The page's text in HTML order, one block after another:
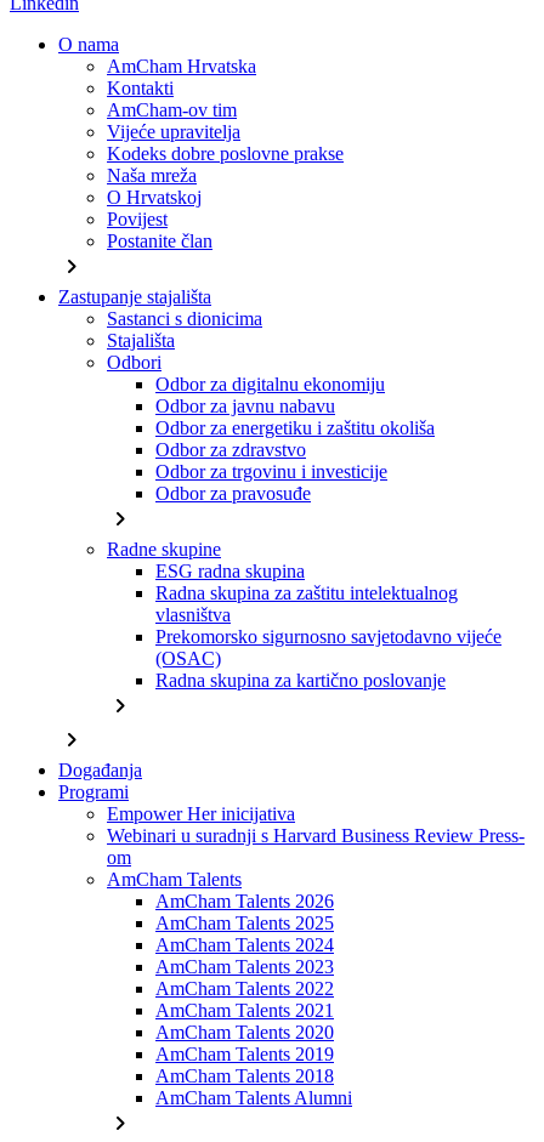
O nama
AmCham Hrvatska
Kontakti
AmCham-ov tim
Vijeće upravitelja
Kodeks dobre poslovne prakse
Naša mreža
O Hrvatskoj
Povijest
Postanite član
chevron_right
Zastupanje stajališta
Sastanci s dionicima
Stajališta
Odbori
Odbor za digitalnu ekonomiju
Odbor za javnu nabavu
Odbor za energetiku i zaštitu okoliša
Odbor za zdravstvo
Odbor za trgovinu i investicije
Odbor za pravosuđe
chevron_right
Radne skupine
ESG radna skupina
Radna skupina za zaštitu intelektualnog
vlasništva
Prekomorsko sigurnosno savjetodavno vijeće
(OSAC)
Radna skupina za kartično poslovanje
chevron_right
chevron_right
Događanja
Programi
Empower Her inicijativa
Webinari u suradnji s Harvard Business Review Press-
om
AmCham Talents
AmCham Talents 2026
AmCham Talents 2025
AmCham Talents 2024
AmCham Talents 2023
AmCham Talents 2022
AmCham Talents 2021
AmCham Talents 2020
AmCham Talents 2019
AmCham Talents 2018
AmCham Talents Alumni
chevron_right